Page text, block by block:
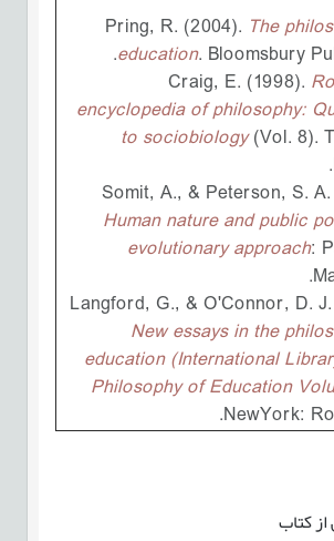
Pring, R. (2004).The
education . Bloomsbury
Craig, E. (1998).
encyclopedia of philosophy:
to sociobiology(Vol. 8).
Somit, A., & Peterson, S.
Human nature and public
evolutionary approach :
Langford, G., & O'Connor, D.
New essays in the
education (International
Philosophy of Education
NewYork:
کتاب